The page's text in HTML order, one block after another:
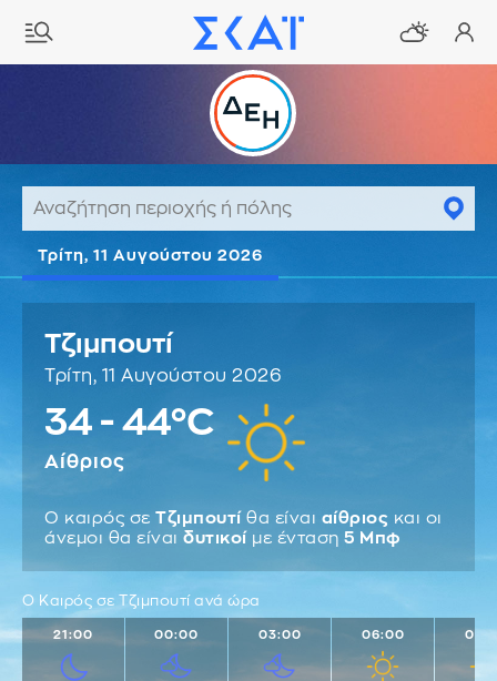
Τρίτη, 11 Αυγούστου 2026
Τζιμπουτί
Τρίτη, 11 Αυγούστου 2026
34 - 44°C
Αίθριος
Ο καιρός σε Τζιμπουτί θα είναι αίθριος και οι
άνεμοι θα είναι δυτικοί με ένταση 5 Μπφ
Ο Καιρός σε Τζιμπουτί ανά ώρα
21:00 00:00 03:00 06:00